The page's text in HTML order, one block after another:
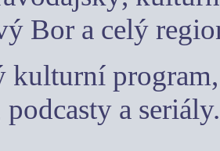
Bor a celý
kulturní
podcasty a seriály.